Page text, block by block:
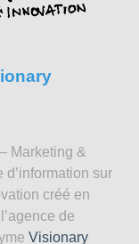
Marketing &
d’information sur
créé en
de
Visionary